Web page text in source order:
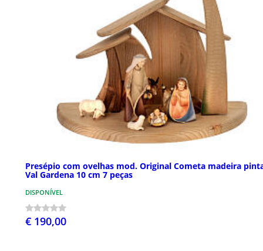
Presépio com ovelhas mod. Original Cometa madeira
Val Gardena 10 cm 7 peças
DISPONÍVEL
€ 190,00